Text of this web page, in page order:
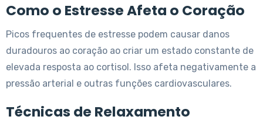
Como o Estresse Afeta o Coração
Picos frequentes de estresse podem causar danos
duradouros ao coração ao criar um estado constante de
elevada resposta ao cortisol. Isso afeta negativamente a
pressão arterial e outras funções cardiovasculares.
Técnicas de Relaxamento